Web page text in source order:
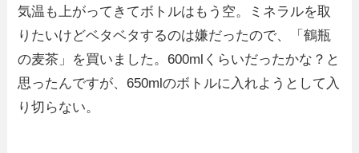
気温も上がってきてボトルはもう空。ミネラルを取
りたいけどベタベタするのは嫌だったので、「鶴瓶
の麦茶」を買いました。600mlくらいだったかな？と
思ったんですが、650mlのボトルに入れようとして入
り切らない。